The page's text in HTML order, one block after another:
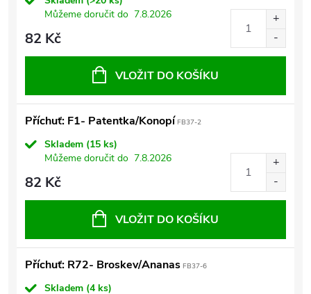
Můžeme doručit do 7.8.2026
82 Kč
VLOŽIT DO KOŠÍKU
Příchuť: F1- Patentka/Konopí FB37-2
Skladem (15 ks)
Můžeme doručit do 7.8.2026
82 Kč
VLOŽIT DO KOŠÍKU
Příchuť: R72- Broskev/Ananas FB37-6
Skladem (4 ks)